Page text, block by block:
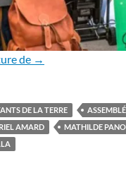
de Le 7 décembre
→
DE LA TERRE
AMARD MATHILDE